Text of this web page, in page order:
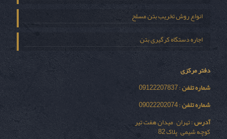
انواع روش تخریب بتن مسلح
اجاره دستگاه کرگیری بتن
دفتر مرکزی
شماره تلفن: 09122207837
شماره تلفن: 09022202074
آدرس: تهران – میدان هفت تیر
کوچه شیمی – پلاک 82